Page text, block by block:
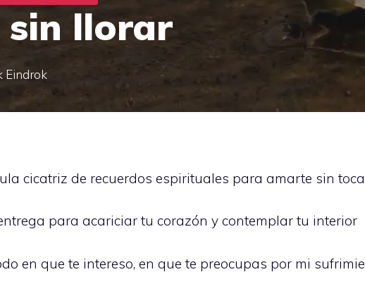
llorar
Eindrok
cicatriz de recuerdos espirituales para amarte sin
para acariciar tu corazón y contemplar tu interior
en que te intereso, en que te preocupas por mi